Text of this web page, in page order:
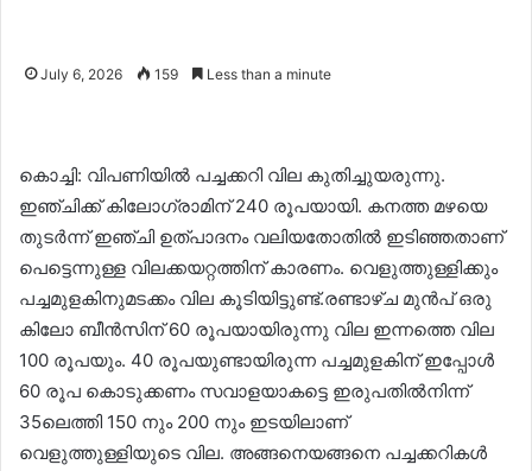
July 6, 2026 159 Less than a minute
കൊച്ചി: വിപണിയിൽ പച്ചക്കറി വില കുതിച്ചുയരുന്നു.
ഇഞ്ചിക്ക് കിലോഗ്രാമിന് 240 രൂപയായി. കനത്ത മഴയെ
തുടർന്ന് ഇഞ്ചി ഉത്പാദനം വലിയതോതിൽ ഇടിഞ്ഞതാണ്
പെട്ടെന്നുള്ള വിലക്കയറ്റത്തിന് കാരണം. വെളുത്തുള്ളിക്കും
പച്ചമുളകിനുമടക്കം വില കൂടിയിട്ടുണ്ട്.രണ്ടാഴ്ച മുൻപ് ഒരു
കിലോ ബീൻസിന് 60 രൂപയായിരുന്നു വില ഇന്നത്തെ വില
100 രൂപയും. 40 രൂപയുണ്ടായിരുന്ന പച്ചമുളകിന് ഇപ്പോൾ
60 രൂപ കൊടുക്കണം സവാളയാകട്ടെ ഇരുപതിൽനിന്ന്
35ലെത്തി 150 നും 200 നും ഇടയിലാണ്
വെളുത്തുള്ളിയുടെ വില. അങ്ങനെയങ്ങനെ പച്ചക്കറികൾ